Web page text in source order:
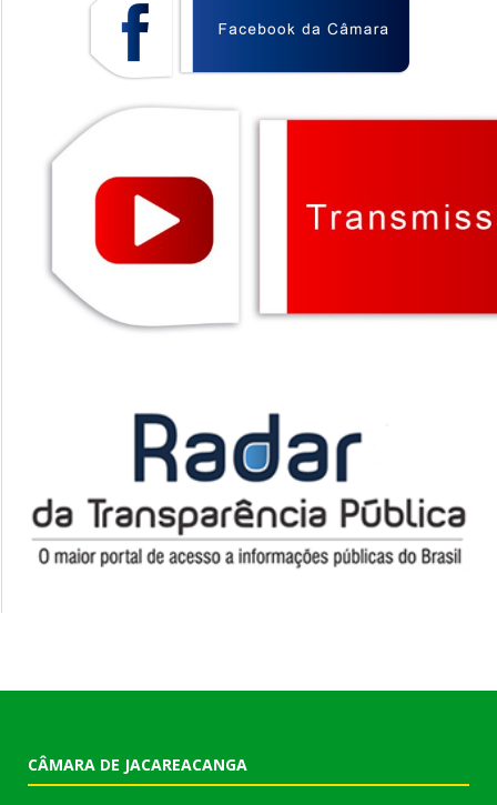
CÂMARA DE JACAREACANGA